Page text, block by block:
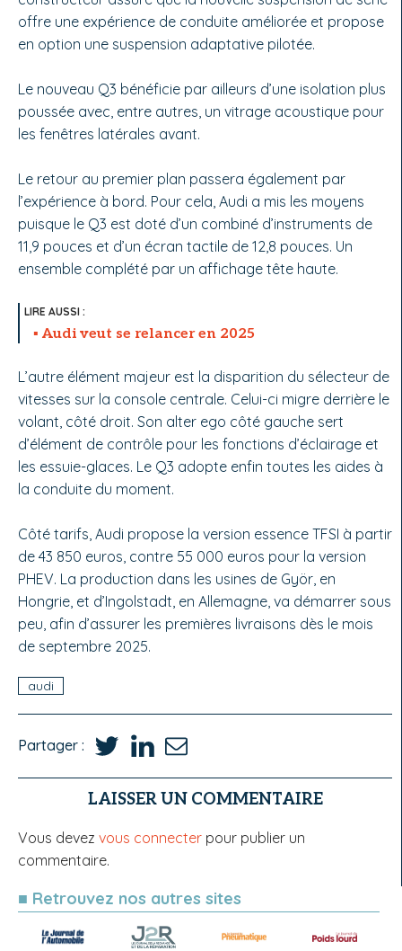
offre une expérience de conduite améliorée et propose
en option une suspension adaptative pilotée.
Le nouveau Q3 bénéficie par ailleurs d’une isolation plus
poussée avec, entre autres, un vitrage acoustique pour
les fenêtres latérales avant.
Le retour au premier plan passera également par
l’expérience à bord. Pour cela, Audi a mis les moyens
puisque le Q3 est doté d’un combiné d’instruments de
11,9 pouces et d’un écran tactile de 12,8 pouces. Un
ensemble complété par un affichage tête haute.
Audi veut se relancer en 2025
L’autre élément majeur est la disparition du sélecteur de
vitesses sur la console centrale. Celui-ci migre derrière le
volant, côté droit. Son alter ego côté gauche sert
d’élément de contrôle pour les fonctions d’éclairage et
les essuie-glaces. Le Q3 adopte enfin toutes les aides à
la conduite du moment.
Côté tarifs, Audi propose la version essence TFSI à partir
de 43 850 euros, contre 55 000 euros pour la version
PHEV. La production dans les usines de Györ, en
Hongrie, et d’Ingolstadt, en Allemagne, va démarrer sous
peu, afin d’assurer les premières livraisons dès le mois
de septembre 2025.
audi
Partager :
LAISSER UN COMMENTAIRE
Vous devez vous connecter pour publier un
commentaire.
■ Retrouvez nos autres sites